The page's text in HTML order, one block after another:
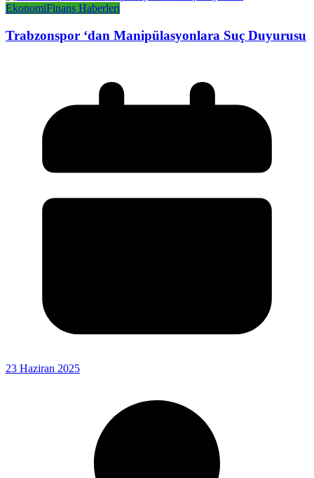
EkonomiFinans Haberleri
Trabzonspor ‘dan Manipülasyonlara Suç Duyurusu
23 Haziran 2025